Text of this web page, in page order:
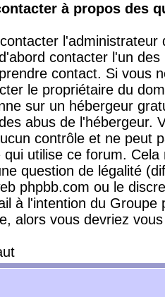
à propos des
contacter l'un
contact. Si vous
le propriétaire du
sur un hébergeur
abus de l'hébergeur.
contrôle et ne peut
qui utilise ce forum.
question de légalité
phpbb.com ou le
à l'intention du
alors vous devriez